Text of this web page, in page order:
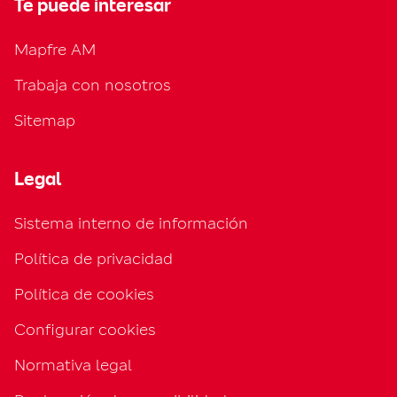
Te puede interesar
Mapfre AM
Trabaja con nosotros
Sitemap
Legal
Sistema interno de información
Política de privacidad
Política de cookies
Configurar cookies
Normativa legal